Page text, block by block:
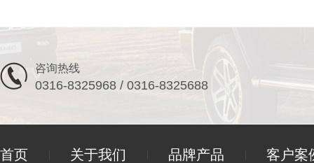
咨询热线
0316-8325968 / 0316-8325688
首页 关于我们 品牌产品 客户案